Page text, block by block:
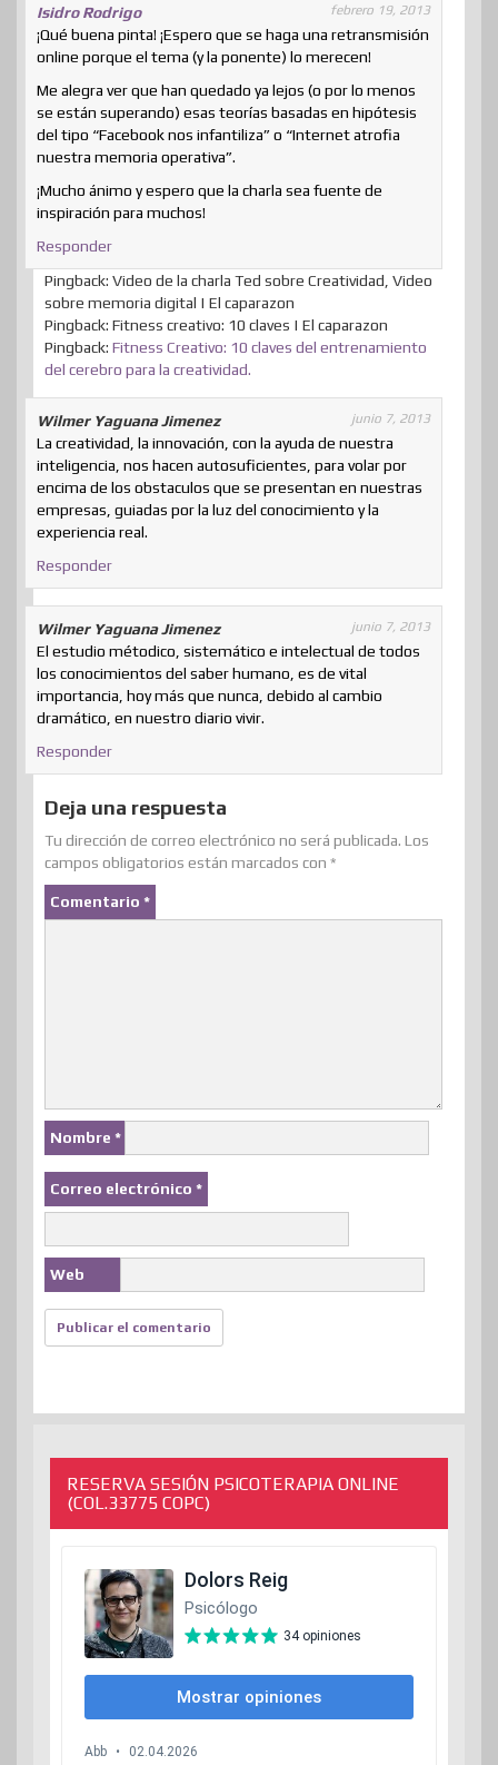
Isidro Rodrigo febrero 19, 2013
¡Qué buena pinta! ¡Espero que se haga una retransmisión
online porque el tema (y la ponente) lo merecen!
Me alegra ver que han quedado ya lejos (o por lo menos
se están superando) esas teorías basadas en hipótesis
del tipo “Facebook nos infantiliza” o “Internet atrofia
nuestra memoria operativa”.
¡Mucho ánimo y espero que la charla sea fuente de
inspiración para muchos!
Responder
Pingback: Video de la charla Ted sobre Creatividad, Video
sobre memoria digital | El caparazon
Pingback: Fitness creativo: 10 claves | El caparazon
Pingback: Fitness Creativo: 10 claves del entrenamiento
del cerebro para la creatividad.
Wilmer Yaguana Jimenez junio 7, 2013
La creatividad, la innovación, con la ayuda de nuestra
inteligencia, nos hacen autosuficientes, para volar por
encima de los obstaculos que se presentan en nuestras
empresas, guiadas por la luz del conocimiento y la
experiencia real.
Responder
Wilmer Yaguana Jimenez junio 7, 2013
El estudio métodico, sistemático e intelectual de todos
los conocimientos del saber humano, es de vital
importancia, hoy más que nunca, debido al cambio
dramático, en nuestro diario vivir.
Responder
Deja una respuesta
Tu dirección de correo electrónico no será publicada. Los
campos obligatorios están marcados con *
Comentario *
Nombre *
Correo electrónico *
Web
RESERVA SESIÓN PSICOTERAPIA ONLINE
(COL.33775 COPC)